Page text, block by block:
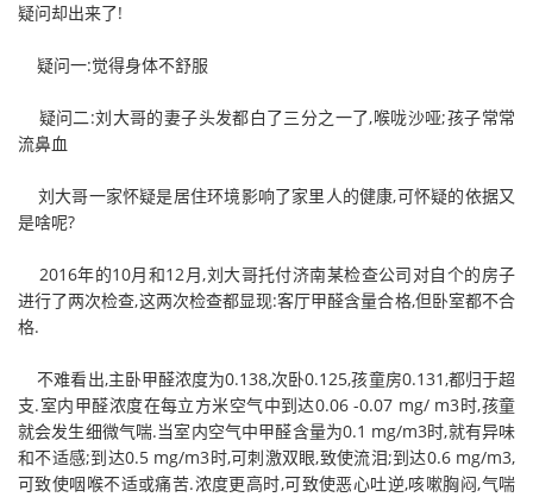
疑问却出来了!
疑问一:觉得身体不舒服
疑问二:刘大哥的妻子头发都白了三分之一了,喉咙沙哑;孩子常常
流鼻血
刘大哥一家怀疑是居住环境影响了家里人的健康,可怀疑的依据又
是啥呢?
2016年的10月和12月,刘大哥托付济南某检查公司对自个的房子
进行了两次检查,这两次检查都显现:客厅甲醛含量合格,但卧室都不合
格.
不难看出,主卧甲醛浓度为0.138,次卧0.125,孩童房0.131,都归于超
支.室内甲醛浓度在每立方米空气中到达0.06 -0.07 mg/ m3时,孩童
就会发生细微气喘.当室内空气中甲醛含量为0.1 mg/m3时,就有异味
和不适感;到达0.5 mg/m3时,可刺激双眼,致使流泪;到达0.6 mg/m3,
可致使咽喉不适或痛苦.浓度更高时,可致使恶心吐逆,咳嗽胸闷,气喘